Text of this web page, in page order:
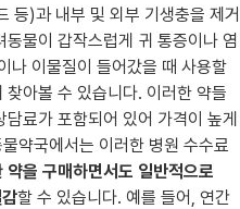
등)과 내부 및 외부 기생충을 제거
물이 갑작스럽게 귀 통증이나 염
나 이물질이 들어갔을 때 사용할
아볼 수 있습니다. 이러한 약들
료가 포함되어 있어 가격이 높게
약국에서는 이러한 병원 수수료
약을 구매하면서도 일반적으로
할 수 있습니다. 예를 들어, 연간